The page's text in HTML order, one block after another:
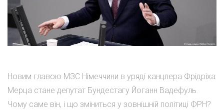
Новим главою МЗС Німеччини в уряді канцлера Фрідріха
Мерца стане депутат Бундестагу Йоганн Вадефуль.
Чому саме він, і що зміниться у зовнішній політиці ФРН?